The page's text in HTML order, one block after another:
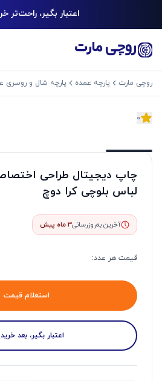
اعتبار بگیر، راحت‌تر
روچی مارت پارچه عمده پارچه شال و روسری
0
چاپ دیجیتال طراحی
لباس بلوچی کرا دوچ
آخرین به‌روزرسانی3 ماه پیش
قیمت هر عدد:
استعلام قیمت
اعتبار بگیر، بعد